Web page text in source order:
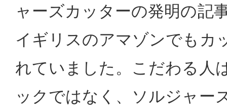
ャーズカッターの発明の記
イギリスのアマゾンでもカ
れていました。こだわる人
ックではなく、ソルジャー